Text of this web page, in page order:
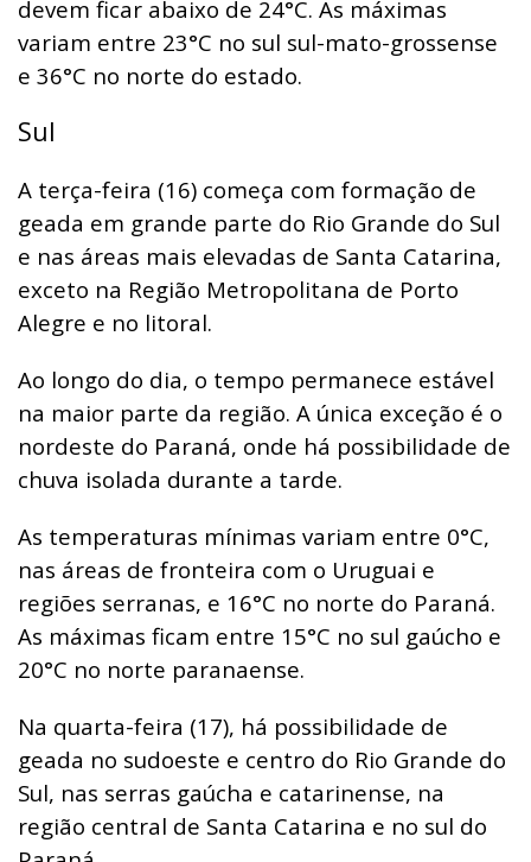
devem ficar abaixo de 24°C. As máximas
variam entre 23°C no sul sul-mato-grossense
e 36°C no norte do estado.
Sul
A terça-feira (16) começa com formação de
geada em grande parte do Rio Grande do Sul
e nas áreas mais elevadas de Santa Catarina,
exceto na Região Metropolitana de Porto
Alegre e no litoral.
Ao longo do dia, o tempo permanece estável
na maior parte da região. A única exceção é o
nordeste do Paraná, onde há possibilidade de
chuva isolada durante a tarde.
As temperaturas mínimas variam entre 0°C,
nas áreas de fronteira com o Uruguai e
regiões serranas, e 16°C no norte do Paraná.
As máximas ficam entre 15°C no sul gaúcho e
20°C no norte paranaense.
Na quarta-feira (17), há possibilidade de
geada no sudoeste e centro do Rio Grande do
Sul, nas serras gaúcha e catarinense, na
região central de Santa Catarina e no sul do